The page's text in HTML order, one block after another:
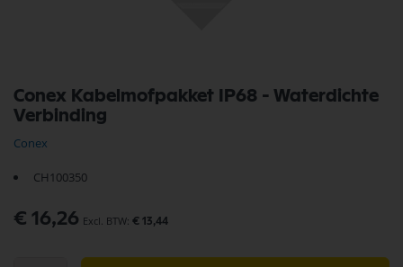
Conex Kabelmofpakket IP68 - Waterdichte
Verbinding
Conex
CH100350
€ 16,26 € 13,44
naar
het
van
afbeeldingen-